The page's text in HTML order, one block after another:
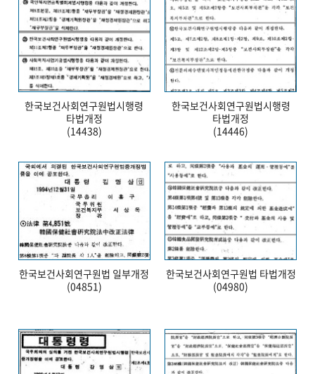
한국보건사회연구원법시행령
타법개정
(14438)
한국보건사회연구원법시행령
타법개정
(14446)
한국보건사회연구원법 일부개정
(04851)
한국보건사회연구원법 타법개정
(04980)